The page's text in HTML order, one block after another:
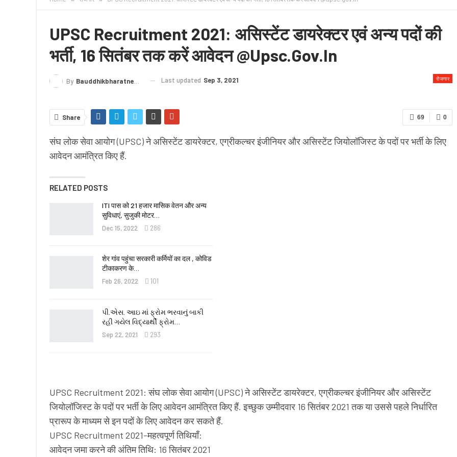
UPSC Recruitment 2021: असिस्टेंट डायरेक्टर एवं अन्य पदों की
भर्ती, 16 सितंबर तक करें आवेदन @upsc.gov.in
रोजगार
By Bauddhikbharatnews@gmail.com Last updated Sep 3, 2021
0
69
Share
संघ लोक सेवा आयोग (UPSC) ने असिस्टेंट डायरेक्टर, एग्रीकल्चर इंजीनियर और असिस्टेंट जियोलॉजिस्ट के पदों पर भर्ती के लिए
आवेदन आमंत्रित किए हैं.
RELATED POSTS
ITI पास को 21 हजार मासिक वेतन और अन्य
सुविधाएं, सुजुकी मोटर…
Dec 15, 2022 286
शेर गांव पहुंचा सरकारी कर्मियों का दल , कोविड
टीकाकरण के…
Feb 26, 2022 101
પી.એસ. આઇ માં ફ્રોમ ભરવાનું બાકી
રહી ગયેલ વિદ્યાર્થી ફ્રોમ…
Sep 22, 2021 293
UPSC Recruitment 2021: संघ लोक सेवा आयोग (UPSC) ने असिस्टेंट डायरेक्टर, एग्रीकल्चर इंजीनियर और असिस्टेंट
जियोलॉजिस्ट के पदों पर भर्ती के लिए आवेदन आमंत्रित किए हैं. इच्छुक उम्मीदवार 16 सितंबर 2021 तक या उससे पहले निर्धारित
प्रारूप के माध्यम से इन पदों के लिए आवेदन कर सकते हैं.
UPSC Recruitment 2021-महत्वपूर्ण तिथियाँ:
आवेदन जमा करने की अंतिम तिथि: 16 सितंबर 2021